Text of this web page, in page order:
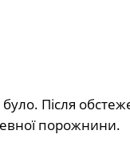
Після
порожнини.